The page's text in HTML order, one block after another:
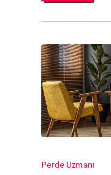
624 Views
Perde Uzmanı